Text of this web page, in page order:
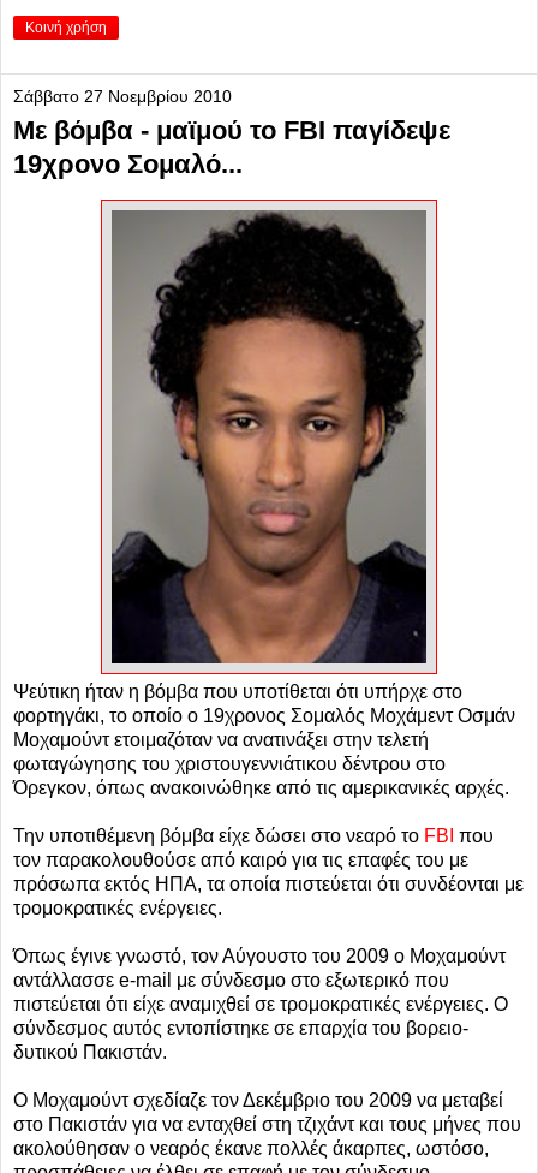
Κοινή χρήση
Σάββατο 27 Νοεμβρίου 2010
Με βόμβα - μαϊμού το FBI παγίδεψε
19χρονο Σομαλό...
Ψεύτικη ήταν η βόμβα που υποτίθεται ότι υπήρχε στο
φορτηγάκι, το οποίο ο 19χρονος Σομαλός Μοχάμεντ Οσμάν
Μοχαμούντ ετοιμαζόταν να ανατινάξει στην τελετή
φωταγώγησης του χριστουγεννιάτικου δέντρου στο
Όρεγκον, όπως ανακοινώθηκε από τις αμερικανικές αρχές.
Την υποτιθέμενη βόμβα είχε δώσει στο νεαρό το FBI που
τον παρακολουθούσε από καιρό για τις επαφές του με
πρόσωπα εκτός ΗΠΑ, τα οποία πιστεύεται ότι συνδέονται με
τρομοκρατικές ενέργειες.
Όπως έγινε γνωστό, τον Αύγουστο του 2009 ο Μοχαμούντ
αντάλλασσε e-mail με σύνδεσμο στο εξωτερικό που
πιστεύεται ότι είχε αναμιχθεί σε τρομοκρατικές ενέργειες. Ο
σύνδεσμος αυτός εντοπίστηκε σε επαρχία του βορειο-
δυτικού Πακιστάν.
Ο Μοχαμούντ σχεδίαζε τον Δεκέμβριο του 2009 να μεταβεί
στο Πακιστάν για να ενταχθεί στη τζιχάντ και τους μήνες που
ακολούθησαν ο νεαρός έκανε πολλές άκαρπες, ωστόσο,